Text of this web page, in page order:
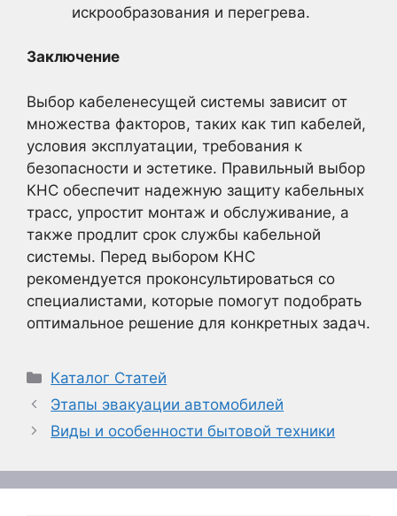
искрообразования и перегрева.
Заключение
Выбор кабеленесущей системы зависит от
множества факторов, таких как тип кабелей,
условия эксплуатации, требования к
безопасности и эстетике. Правильный выбор
КНС обеспечит надежную защиту кабельных
трасс, упростит монтаж и обслуживание, а
также продлит срок службы кабельной
системы. Перед выбором КНС
рекомендуется проконсультироваться со
специалистами, которые помогут подобрать
оптимальное решение для конкретных задач.
Рубрики
Каталог Статей
Этапы эвакуации автомобилей
Виды и особенности бытовой техники